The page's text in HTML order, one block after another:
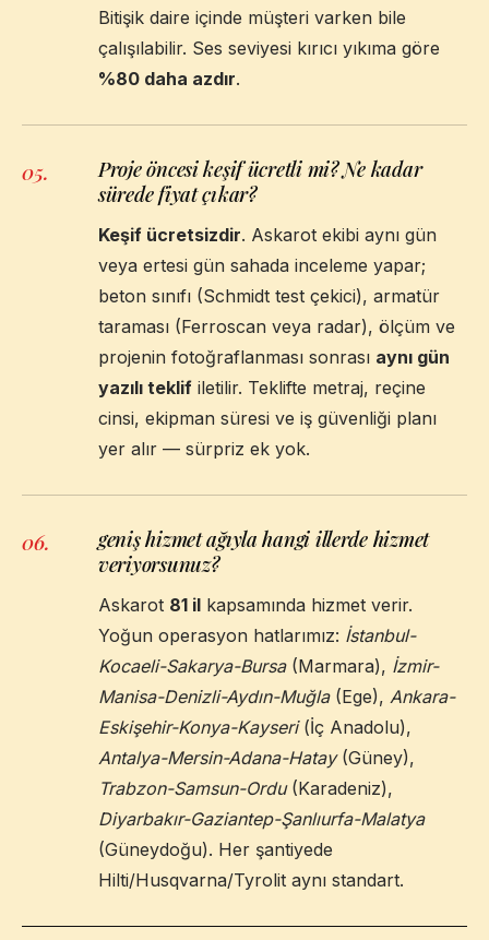
Bitişik daire içinde müşteri varken bile
çalışılabilir. Ses seviyesi kırıcı yıkıma göre
%80 daha azdır.
05.
Proje öncesi keşif ücretli mi? Ne kadar
sürede fiyat çıkar?
Keşif ücretsizdir. Askarot ekibi aynı gün
veya ertesi gün sahada inceleme yapar;
beton sınıfı (Schmidt test çekici), armatür
taraması (Ferroscan veya radar), ölçüm ve
projenin fotoğraflanması sonrası aynı gün
yazılı teklif iletilir. Teklifte metraj, reçine
cinsi, ekipman süresi ve iş güvenliği planı
yer alır — sürpriz ek yok.
06.
geniş hizmet ağıyla hangi illerde hizmet
veriyorsunuz?
Askarot 81 il kapsamında hizmet verir.
Yoğun operasyon hatlarımız: İstanbul-
Kocaeli-Sakarya-Bursa(Marmara), İzmir-
Manisa-Denizli-Aydın-Muğla(Ege), Ankara-
Eskişehir-Konya-Kayseri(İç Anadolu),
Antalya-Mersin-Adana-Hatay(Güney),
Trabzon-Samsun-Ordu(Karadeniz),
Diyarbakır-Gaziantep-Şanlıurfa-Malatya
(Güneydoğu). Her şantiyede
Hilti/Husqvarna/Tyrolit aynı standart.